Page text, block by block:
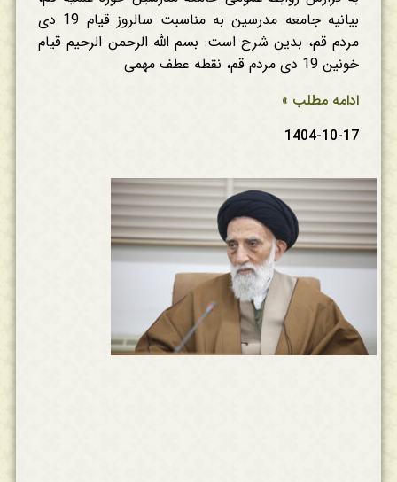
بیانیه جامعه مدرسین به مناسبت سالروز قیام 19 دی
مردم قم، بدین شرح است: بسم الله الرحمن الرحیم قیام
خونین 19 دی مردم قم، نقطه عطف مهمی
ادامه مطلب »
1404-10-17